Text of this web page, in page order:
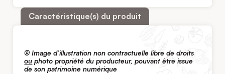
Caractéristique(s) du produit
© Image d’illustration non contractuelle libre de droits
ou photo propriété du producteur, pouvant être issue
de son patrimoine numérique